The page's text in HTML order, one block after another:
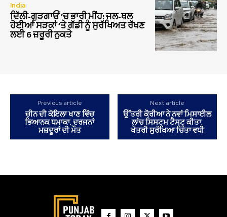
India
ਦਿੱਲੀ-ਗੁੜਗਾਓਂ ‘ਚ ਭਾਰੀ ਮੀਂਹ: ਜਲ-ਥਲ
ਹੋਈਆਂ ਸੜਕਾਂ ‘ਤੇ ਗੱਡੀ ਨੂੰ ਸੁਰੱਖਿਅਤ ਰੱਖਣ
ਲਈ 6 ਜ਼ਰੂਰੀ ਨੁਕਤੇ
Previous article
ਚੀਨ ਦੀ ਕੋਇਲਾ ਖਾਣ ਵਿੱਚ
ਭਿਆਨਕ ਧਮਾਕਾ, ਦਰਜਨਾਂ
ਮਜ਼ਦੂਰਾਂ ਦੀ ਮੌਤ
Next article
ਉੱਤਰੀ ਕੋਰੀਆ ਨੇ ਨਵਾਂ ਮਿਸਾਈਲ
ਲਾਂਚ ਸਿਸਟਮ ਟੈਸਟ ਕੀਤਾ,
ਖੇਤਰੀ ਸੁਰੱਖਿਆ ਚਿੰਤਾ ਵਧੀ